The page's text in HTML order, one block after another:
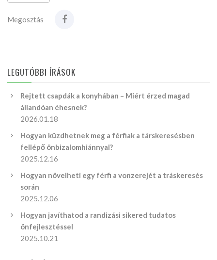
Megosztás
LEGUTÓBBI ÍRÁSOK
Rejtett csapdák a konyhában – Miért érzed magad
állandóan éhesnek?
2026.01.18
Hogyan küzdhetnek meg a férfiak a társkeresésben
fellépő önbizalomhiánnyal?
2025.12.16
Hogyan növelheti egy férfi a vonzerejét a tráskeresés
során
2025.12.06
Hogyan javíthatod a randizási sikered tudatos
önfejlesztéssel
2025.10.21